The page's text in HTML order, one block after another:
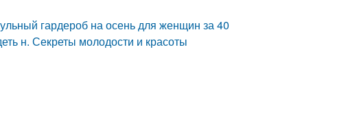
гардероб на осень для женщин за 40
н. Секреты молодости и красоты